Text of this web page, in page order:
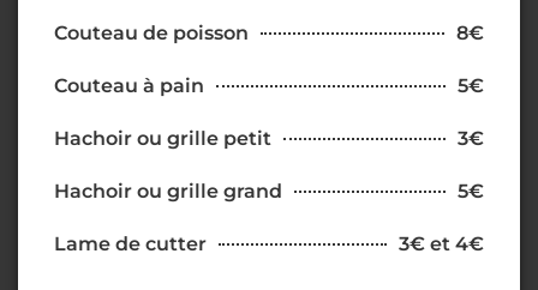
Couteau de poisson 8€
Couteau à pain 5€
Hachoir ou grille petit 3€
Hachoir ou grille grand 5€
Lame de cutter 3€ et 4€